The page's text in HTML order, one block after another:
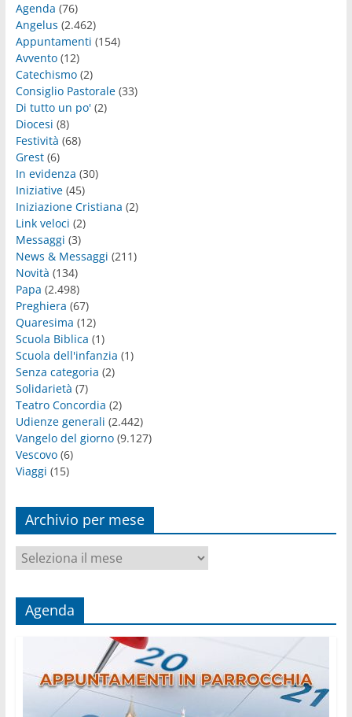
Agenda (76)
Angelus (2.462)
Appuntamenti (154)
Avvento(12)
Catechismo(2)
Consiglio Pastorale(33)
Di tutto un po'(2)
Diocesi (8)
Festività (68)
Grest(6)
In evidenza (30)
Iniziative(45)
Iniziazione Cristiana (2)
Link veloci (2)
Messaggi (3)
News & Messaggi (211)
Novità (134)
Papa (2.498)
Preghiera (67)
Quaresima (12)
Scuola Biblica (1)
Scuola dell'infanzia (1)
Senza categoria (2)
Solidarietà (7)
Teatro Concordia (2)
Udienze generali (2.442)
Vangelo del giorno(9.127)
Vescovo(6)
Viaggi (15)
Archivio per mese
Archivio
per
Agenda